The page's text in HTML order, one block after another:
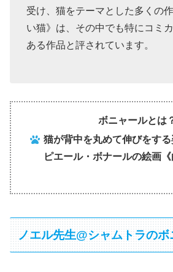
受け、猫をテーマとした多くの
い猫》は、その中でも特にコミ
ある作品と評されています。
ボニャールとは
猫が背中を丸めて伸びをす
ピエール・ボナールの絵画《
ノエル先生@シャムトラの